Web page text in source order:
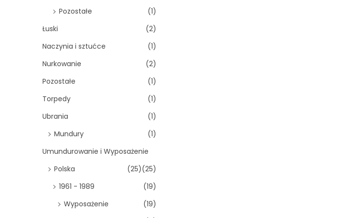
Pozostałe
(1)
Łuski
(2)
Naczynia i sztućce
(1)
Nurkowanie
(2)
Pozostałe
(1)
Torpedy
(1)
Ubrania
(1)
Mundury
(1)
Umundurowanie i Wyposażenie
(25)
Polska
(25)
1961 - 1989
(19)
Wyposażenie
(19)